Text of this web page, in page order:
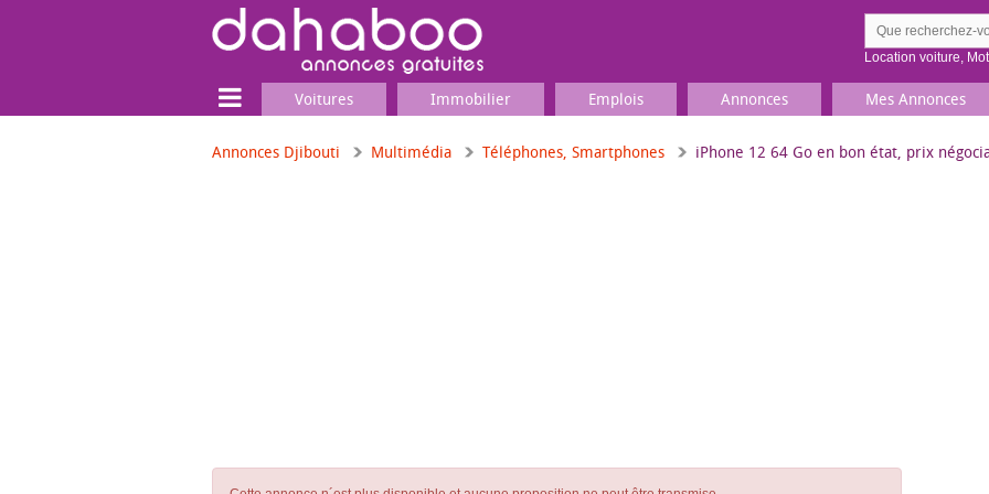
Location voiture,
Voitures Immobilier Emplois Annonces Mes Annonces
Annonces Djibouti Multimédia Téléphones, Smartphones iPhone 12 64 Go en bon état, prix